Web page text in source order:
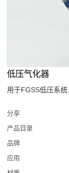
低压气化器
用于FGSS低压系
分享
产品目录
品牌
应用